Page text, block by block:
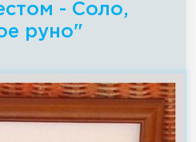
- Соло,
руно"